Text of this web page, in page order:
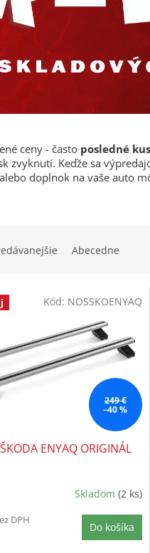
ceny - často posledné
zvyknutí. Keďže sa
doplnok na vaše auto
Abecedne
249 €
–40 %
ENYAQ ORIGINÁL
Skladom (2 ks)
DPH
Do košíka
Kód: NOSSKOENYAQ